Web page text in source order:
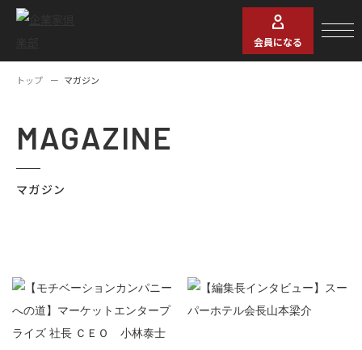
会員になる
トップ マガジン
MAGAZINE
マガジン